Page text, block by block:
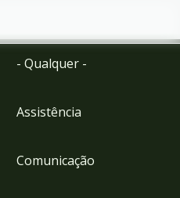
- Qualquer -
Assistência
Comunicação